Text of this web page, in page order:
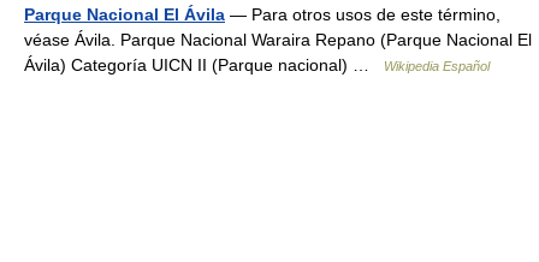
Parque Nacional El Ávila — Para otros usos de este término,
véase Ávila. Parque Nacional Waraira Repano (Parque Nacional El
Ávila) Categoría UICN II (Parque nacional) …
Wikipedia Español